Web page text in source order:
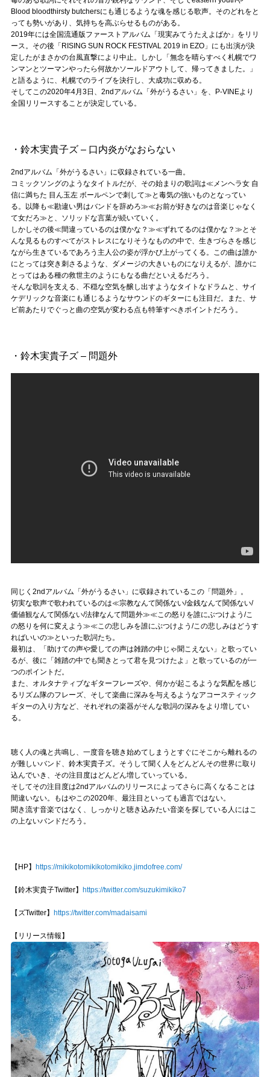
Blood bloodthirsty butchersにも通じるような魂を感じる歌声。そのどれをと
っても勢いがあり、気持ちを高ぶらせるものがある。
2019年には全国流通版ファーストアルバム「現実みてうたえよばか」をリリ
ース。その後「RISING SUN ROCK FESTIVAL 2019 in EZO」にも出演が決
定したがまさかの台風直撃により中止。しかし「無念を晴らすべく札幌でワ
ンマンとツーマンやったら何故かソールドアウトして、帰ってきました。」
と語るように、札幌でのライブを決行し、大成功に収める。
そしてこの2020年4月3日、2ndアルバム「外がうるさい」を、P-VINEより
全国リリースすることが決定している。
・鈴木実貴子ズ – 口内炎がなおらない
2ndアルバム「外がうるさい」に収録されている一曲。
コミックソングのようなタイトルだが、その始まりの歌詞は≪メンヘラ女 自
信に満ちた 目ん玉左 ボールペンで刺して≫と毒気の強いものとなってい
る。以降も≪勘違い男はバンドを辞めろ≫≪お前が好きなのは音楽じゃなく
て女だろ≫と、ソリッドな言葉が続いていく。
しかしその後≪間違っているのは僕かな？≫≪ずれてるのは僕かな？≫とそ
んな見るものすべてがストレスになりそうなものの中で、生きづらさを感じ
ながら生きているであろう主人公の姿が浮かび上がってくる。この曲は誰か
にとっては突き刺さるような、ダメージの大きいものになりえるが、誰かに
とってはある種の救世主のようにもなる曲だといえるだろう。
そんな歌詞を支える、不穏な空気を醸し出すようなタイトなドラムと、サイ
ケデリックな音楽にも通じるようなサウンドのギターにも注目だ。また、サ
ビ前あたりでぐっと曲の空気が変わる点も特筆すべきポイントだろう。
・鈴木実貴子ズ – 問題外
同じく2ndアルバム「外がうるさい」に収録されているこの「問題外」。
切実な歌声で歌われているのは≪宗教なんて関係ない/金銭なんて関係ない/
価値観なんて関係ない/法律なんて問題外≫≪この怒りを誰にぶつけよう/こ
の怒りを何に変えよう≫≪この悲しみを誰にぶつけよう/この悲しみはどうす
ればいいの≫といった歌詞たち。
最初は、「助けての声や愛しての声は雑踏の中じゃ聞こえない」と歌ってい
るが、後に「雑踏の中でも聞きとって君を見つけたよ」と歌っているのが一
つのポイントだ。
また、オルタナティブなギターフレーズや、何かが起こるような気配を感じ
るリズム隊のフレーズ、そして楽曲に深みを与えるようなアコースティック
ギターの入り方など、それぞれの楽器がそんな歌詞の深みをより増してい
る。
聴く人の魂と共鳴し、一度音を聴き始めてしまうとすぐにそこから離れるの
が難しいバンド、鈴木実貴子ズ。そうして聞く人をどんどんその世界に取り
込んでいき、その注目度はどんどん増していっている。
そしてその注目度は2ndアルバムのリリースによってさらに高くなることは
間違いない。もはやこの2020年、最注目といっても過言ではない。
聞き流す音楽ではなく、しっかりと聴き込みたい音楽を探している人にはこ
の上ないバンドだろう。
【HP】 https://mikikotomikikotomikiko.jimdofree.com/
【鈴木実貴子Twitter】 https://twitter.com/suzukimikiko7
【ズTwitter】 https://twitter.com/madaisami
【リリース情報】